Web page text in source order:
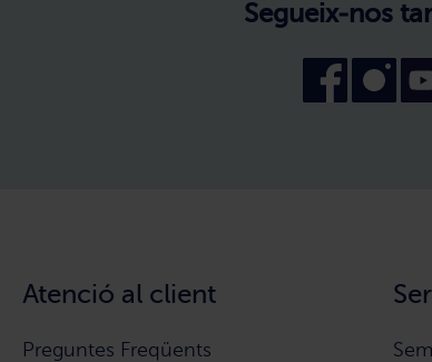
Atenció al client
Preguntes Freqüents
Segueix-nos